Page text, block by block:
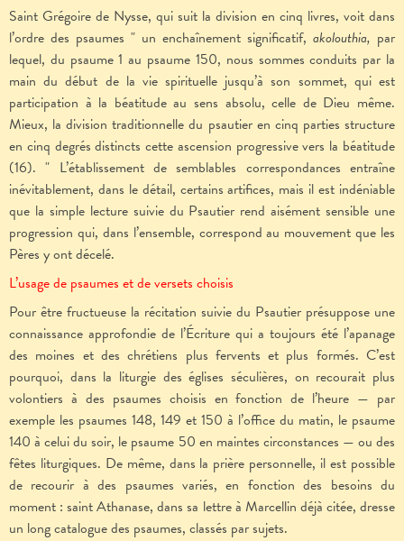
Saint Grégoire de Nysse, qui suit la division en cinq livres, voit dans
l’ordre des psaumes " un enchaînement significatif, akolouthia, par
lequel, du psaume 1 au psaume 150, nous sommes conduits par la
main du début de la vie spirituelle jusqu’à son sommet, qui est
participation à la béatitude au sens absolu, celle de Dieu même.
Mieux, la division traditionnelle du psautier en cinq parties structure
en cinq degrés distincts cette ascension progressive vers la béatitude
(16). " L’établissement de semblables correspondances entraîne
inévitablement, dans le détail, certains artifices, mais il est indéniable
que la simple lecture suivie du Psautier rend aisément sensible une
progression qui, dans l’ensemble, correspond au mouvement que les
Pères y ont décelé.
L’usage de psaumes et de versets choisis
Pour être fructueuse la récitation suivie du Psautier présuppose une
connaissance approfondie de l’Écriture qui a toujours été l’apanage
des moines et des chrétiens plus fervents et plus formés. C’est
pourquoi, dans la liturgie des églises séculières, on recourait plus
volontiers à des psaumes choisis en fonction de l’heure — par
exemple les psaumes 148, 149 et 150 à l’office du matin, le psaume
140 à celui du soir, le psaume 50 en maintes circonstances — ou des
fêtes liturgiques. De même, dans la prière personnelle, il est possible
de recourir à des psaumes variés, en fonction des besoins du
moment : saint Athanase, dans sa lettre à Marcellin déjà citée, dresse
un long catalogue des psaumes, classés par sujets.